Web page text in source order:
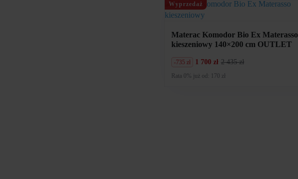
888
zł.
320
zł.
Wyprzedaż
Materac Komodor Bio Ex Materasso
kieszeniowy 140×200 cm OUTLET
2 435 zł
Pierwotna
cena
wynosiła:
1 700 zł
Aktualna
cena
wynosi:
-735 zł
Rata 0% już od: 170 zł